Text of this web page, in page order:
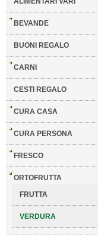
BEVANDE
BUONI REGALO
CARNI
CESTI REGALO
CURA CASA
CURA PERSONA
FRESCO
ORTOFRUTTA
FRUTTA
VERDURA